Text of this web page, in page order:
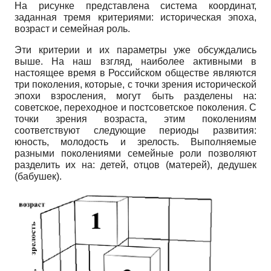
На рисунке представлена система координат,
заданная тремя критериями: историческая эпоха,
возраст и семейная роль.
Эти критерии и их параметры уже обсуждались
выше. На наш взгляд, наиболее активными в
настоящее время в Российском обществе являются
три поколения, которые, с точки зрения исторической
эпохи взросления, могут быть разделены на:
советское, переходное и постсоветское поколения. С
точки зрения возраста, этим поколениям
соответствуют следующие периоды развития:
юность, молодость и зрелость. Выполняемые
разными поколениями семейные роли позволяют
разделить их на: детей, отцов (матерей), дедушек
(бабушек).